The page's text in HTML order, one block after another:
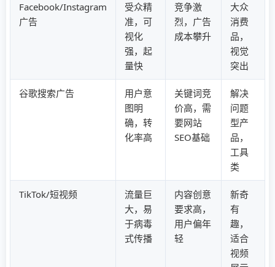
Facebook/Instagram
广告
受众精
准，可
视化
强，起
量快
竞争激
烈，广告
成本攀升
大众
消费
品，
视觉
突出
谷歌搜索广告
用户意
图明
确，转
化率高
关键词竞
价高，需
要网站
SEO基础
解决
问题
型产
品，
工具
类
TikTok/短视频
流量巨
大，易
于病毒
式传播
内容创意
要求高，
用户偏年
轻
新奇
有
趣，
适合
视频